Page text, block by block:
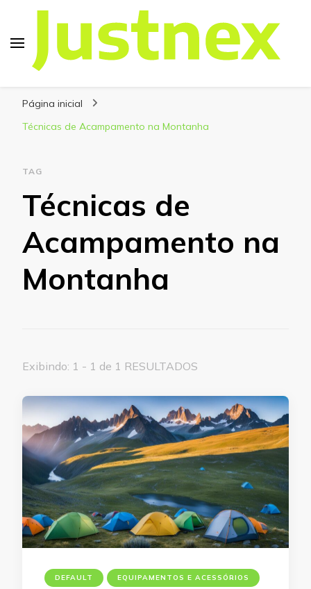
Página inicial
Técnicas de Acampamento na Montanha
TAG
Técnicas de
Acampamento na
Montanha
Exibindo: 1 - 1 de 1 RESULTADOS
DEFAULT EQUIPAMENTOS E ACESSÓRIOS